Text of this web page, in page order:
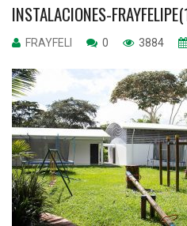
INSTALACIONES-
FRAYFELI 0 3884